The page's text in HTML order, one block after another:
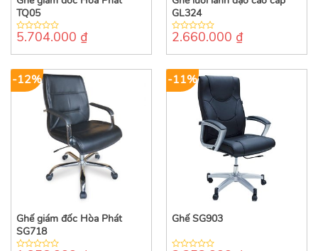
TQ05
0
of
5.704.000 ₫
GL324
0
of
2.660.000 ₫
-12%
Ghế giám đốc Hòa Phát
SG718
-11%
Ghế SG903